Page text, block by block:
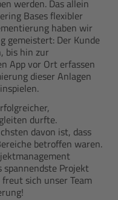
werden. Das allein
Bases flexibler
haben wir
gemeistert: Der Kunde
bis hin zur
App vor Ort erfassen
dieser Anlagen
durfte.
davon ist, dass
betroffen waren.
spannendste Projekt
sich unser Team